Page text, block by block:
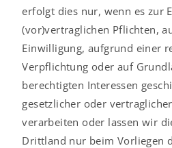
erfolgt dies nur, wenn es zur
(vor)vertraglichen Pflichten,
Einwilligung, aufgrund einer
Verpflichtung oder auf
berechtigten Interessen
gesetzlicher oder
verarbeiten oder lassen wir
Drittland nur beim Vorliegen